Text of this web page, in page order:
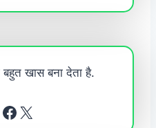
खास बना देता है.
Facebook X